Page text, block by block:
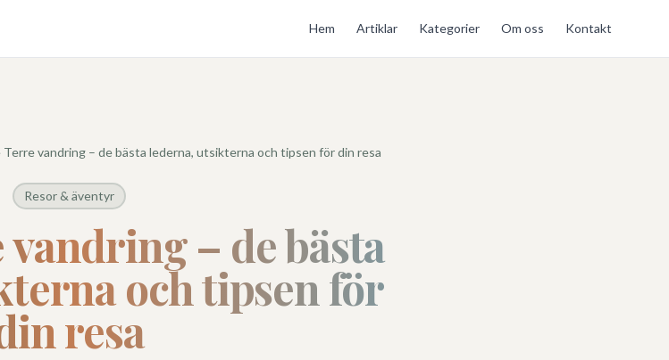
Hem Artiklar Kategorier Om oss Kontakt
Terre vandring – de bästa lederna, utsikterna och tipsen för din resa
Resor & äventyr
– de bästa
och tipsen för
resa